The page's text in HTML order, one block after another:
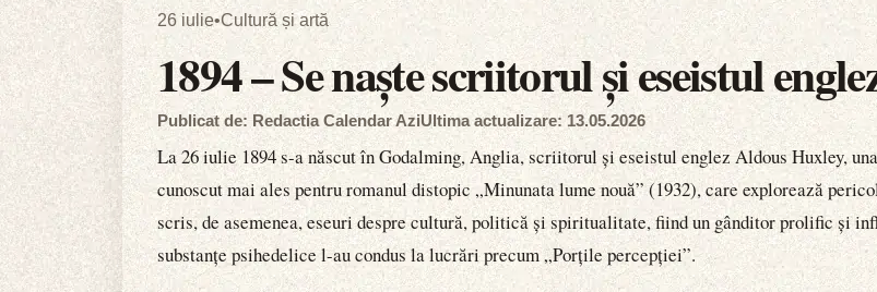
26 iulie•Cultură și artă
1894 – Se naște scriitorul și eseistul
Publicat de: Redactia Calendar AziUltima actualizare: 13.05.2026
La 26 iulie 1894 s-a născut în Godalming, Anglia, scriitorul și eseistul englez Aldous Huxley,
cunoscut mai ales pentru romanul distopic „Minunata lume nouă” (1932), care explorează
scris, de asemenea, eseuri despre cultură, politică și spiritualitate, fiind un gânditor prolific și
substanțe psihedelice l-au condus la lucrări precum „Porțile percepției”.